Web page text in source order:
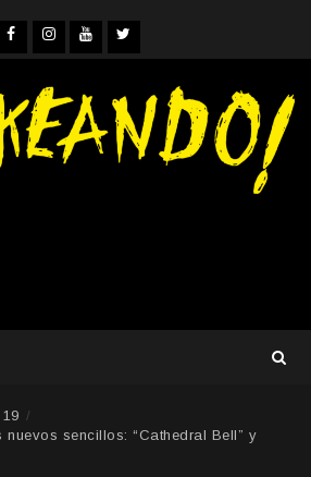
Facebook
Instagram
YouTube
Twitter
19
nuevos sencillos: “Cathedral Bell” y